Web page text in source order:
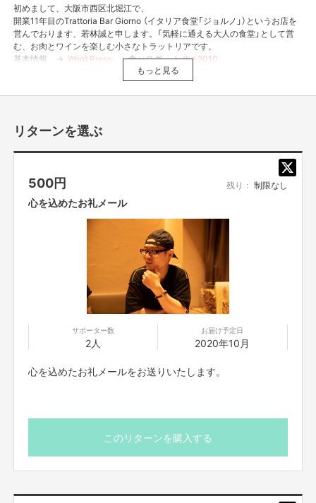
初めまして、大阪市西区北堀江で、
開業11年目のTrattoria Bar Giorno （イタリア食堂「ジョルノ」）というお店を
営んでおります、若林誠と申します。「気軽に通える大人の食堂」として営
む、お肉とワインを楽しむ小さなトラットリアです。
基本情報 →Word Press 食べログ →tbg.2010
初めまして、大阪市西区新町で
創作串料理「Dining Juicys104」（ダイニング ジューシー）というお店を営
大阪のソウルフード「串カツ」をお洒落に多彩な味でお楽しみいただけま
す。
西野亮廣エンタメ研究所で出会った同い年の僕たちがミーティングを重ね、
今回のプロジェクトを立ち上げました。
ちっぽけな飲食店の僕たちですが、アフターコロナの新時代
に自店のことだけではなく、地域、社会、世界、そして未来
のためにほんの少しでも役に立てる事を真剣に話し合ってい
もっと見る
リターンを選ぶ
500円 残り： 制限なし
心を込めたお礼メール
サポーター数
2人
お届け予定日
2020年10月
心を込めたお礼メールをお送りいたします。
このリターンを購入する